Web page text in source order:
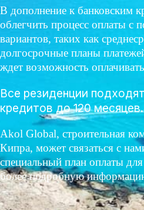
В дополнение к банковским
облегчить процесс оплаты
вариантов, таких как
долгосрочные планы
ждет возможность
Все резиденции
кредитов до 120 месяцев.
Akol Global, строительная
Кипра, может связаться с
специальный план оплаты
более подробную